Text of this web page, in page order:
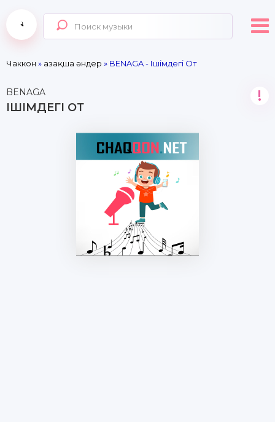
Чаккон » Қазақша әндер » BENAGA - Ішімдегі От
BENAGA
ІШІМДЕГІ ОТ
!